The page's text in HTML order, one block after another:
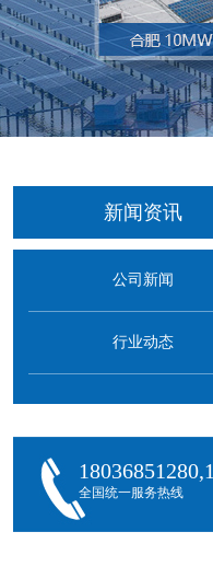
新闻资讯
公司新闻
行业动态
全国统一服务热线